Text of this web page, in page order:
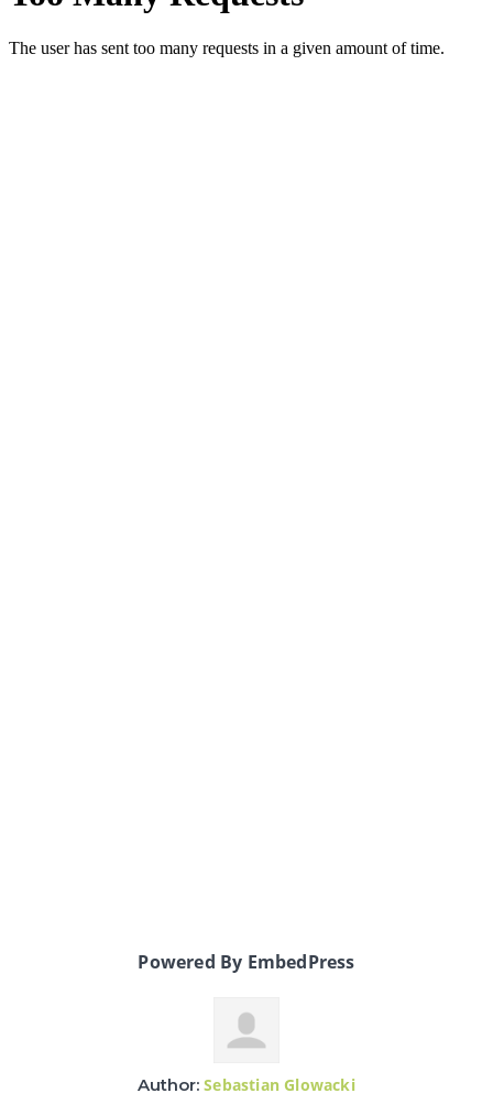
Powered By EmbedPress
Author:Sebastian Glowacki